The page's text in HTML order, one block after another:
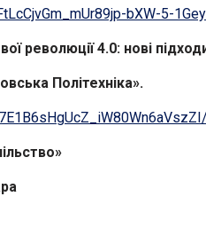
bXW-5-
революції 4.0: нові
Політехніка».
»